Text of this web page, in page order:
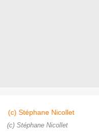
(c) Stéphane Nicollet